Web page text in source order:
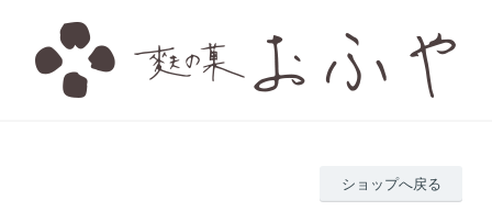
ショップへ戻る